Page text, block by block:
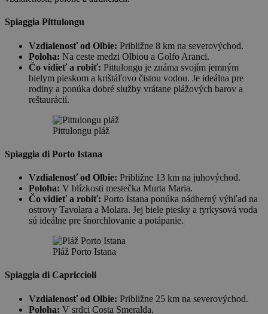
Spiaggia Pittulongu
Vzdialenosť od Olbie: Približne 8 km na severovýchod.
Poloha: Na ceste medzi Olbiou a Golfo Aranci.
Čo vidieť a robiť: Pittulongu je známa svojím jemným
bielym pieskom a krištáľovo čistou vodou. Je ideálna pre
rodiny a ponúka dobré služby vrátane plážových barov a
reštaurácií.
Pittulongu pláž
Spiaggia di Porto Istana
Vzdialenosť od Olbie: Približne 13 km na juhovýchod.
Poloha: V blízkosti mestečka Murta Maria.
Čo vidieť a robiť: Porto Istana ponúka nádherný výhľad na
ostrovy Tavolara a Molara. Jej biele piesky a tyrkysová voda
sú ideálne pre šnorchlovanie a potápanie.
Pláž Porto Istana
Spiaggia di Capriccioli
Vzdialenosť od Olbie: Približne 25 km na severovýchod.
Poloha: V srdci Costa Smeralda.